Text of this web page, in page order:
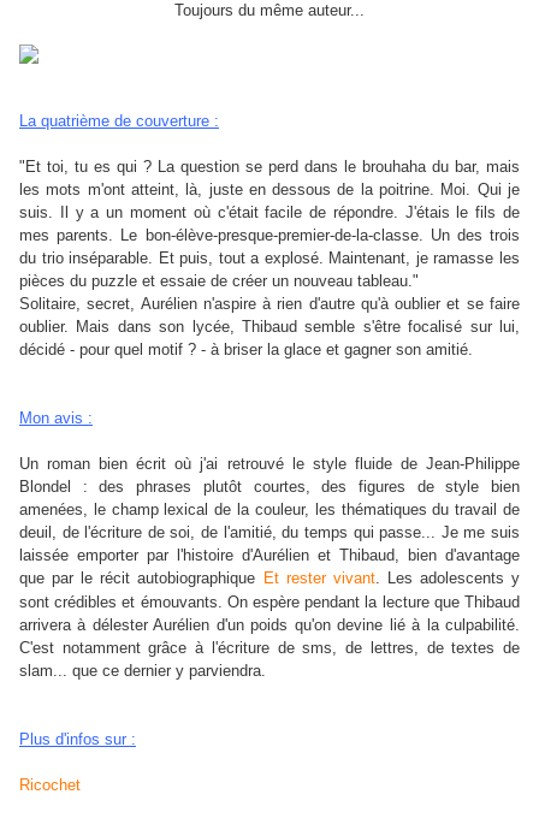
Toujours du même auteur...
La quatrième de couverture :
"Et toi, tu es qui ? La question se perd dans le brouhaha du bar, mais
les mots m'ont atteint, là, juste en dessous de la poitrine. Moi. Qui je
suis. Il y a un moment où c'était facile de répondre. J'étais le fils de
mes parents. Le bon-élève-presque-premier-de-la-classe. Un des trois
du trio inséparable. Et puis, tout a explosé. Maintenant, je ramasse les
pièces du puzzle et essaie de créer un nouveau tableau."
Solitaire, secret, Aurélien n'aspire à rien d'autre qu'à oublier et se faire
oublier. Mais dans son lycée, Thibaud semble s'être focalisé sur lui,
décidé - pour quel motif ? - à briser la glace et gagner son amitié.
Mon avis :
Un roman bien écrit où j'ai retrouvé le style fluide de Jean-Philippe
Blondel : des phrases plutôt courtes, des figures de style bien
amenées, le champ lexical de la couleur, les thématiques du travail de
deuil, de l'écriture de soi, de l'amitié, du temps qui passe... Je me suis
laissée emporter par l'histoire d'Aurélien et Thibaud, bien d'avantage
que par le récit autobiographique Et rester vivant. Les adolescents y
sont crédibles et émouvants. On espère pendant la lecture que Thibaud
arrivera à délester Aurélien d'un poids qu'on devine lié à la culpabilité.
C'est notamment grâce à l'écriture de sms, de lettres, de textes de
slam... que ce dernier y parviendra.
Plus d'infos sur :
Ricochet